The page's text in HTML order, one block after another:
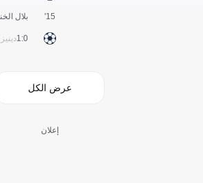
بلال
0:1
15'
عرض الكل
إعلان